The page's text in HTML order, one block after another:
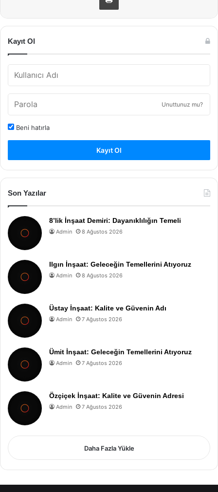
Kayıt Ol
Unuttunuz mu?
Beni hatırla
Kayıt Ol
Son Yazılar
8’lik İnşaat Demiri: Dayanıklılığın Temeli
Admin 8 Ağustos 2026
Ilgın İnşaat: Geleceğin Temellerini Atıyoruz
Admin 8 Ağustos 2026
Üstay İnşaat: Kalite ve Güvenin Adı
Admin 7 Ağustos 2026
Ümit İnşaat: Geleceğin Temellerini Atıyoruz
Admin 7 Ağustos 2026
Özçiçek İnşaat: Kalite ve Güvenin Adresi
Admin 7 Ağustos 2026
Daha Fazla Yükle